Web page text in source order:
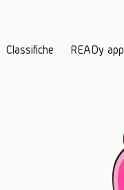
Classifiche READy app